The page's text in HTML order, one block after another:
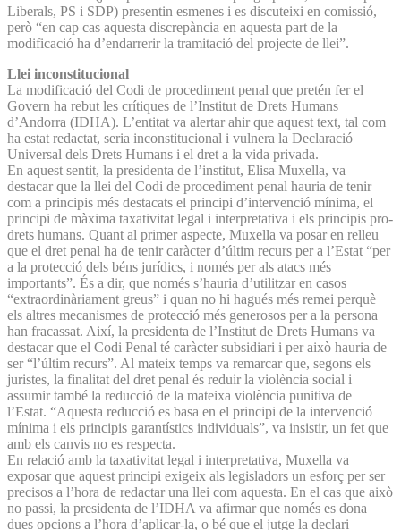
Liberals, PS i SDP) presentin esmenes i es discuteixi en comissió,
però “en cap cas aquesta discrepància en aquesta part de la
modificació ha d’endarrerir la tramitació del projecte de llei”.
Llei inconstitucional
La modificació del Codi de procediment penal que pretén fer el
Govern ha rebut les crítiques de l’Institut de Drets Humans
d’Andorra (IDHA). L’entitat va alertar ahir que aquest text, tal com
ha estat redactat, seria inconstitucional i vulnera la Declaració
Universal dels Drets Humans i el dret a la vida privada.
En aquest sentit, la presidenta de l’institut, Elisa Muxella, va
destacar que la llei del Codi de procediment penal hauria de tenir
com a principis més destacats el principi d’intervenció mínima, el
principi de màxima taxativitat legal i interpretativa i els principis pro-
drets humans. Quant al primer aspecte, Muxella va posar en relleu
que el dret penal ha de tenir caràcter d’últim recurs per a l’Estat “per
a la protecció dels béns jurídics, i només per als atacs més
importants”. És a dir, que només s’hauria d’utilitzar en casos
“extraordinàriament greus” i quan no hi hagués més remei perquè
els altres mecanismes de protecció més generosos per a la persona
han fracassat. Així, la presidenta de l’Institut de Drets Humans va
destacar que el Codi Penal té caràcter subsidiari i per això hauria de
ser “l’últim recurs”. Al mateix temps va remarcar que, segons els
juristes, la finalitat del dret penal és reduir la violència social i
assumir també la reducció de la mateixa violència punitiva de
l’Estat. “Aquesta reducció es basa en el principi de la intervenció
mínima i els principis garantístics individuals”, va insistir, un fet que
amb els canvis no es respecta.
En relació amb la taxativitat legal i interpretativa, Muxella va
exposar que aquest principi exigeix als legisladors un esforç per ser
precisos a l’hora de redactar una llei com aquesta. En el cas que això
no passi, la presidenta de l’IDHA va afirmar que només es dona
dues opcions a l’hora d’aplicar-la, o bé que el jutge la declari